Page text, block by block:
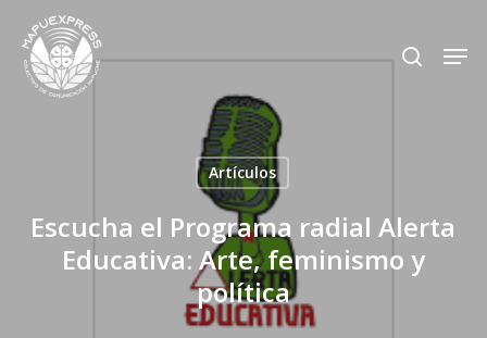
main
search
Artículos
Escucha el Programa radial Alerta
Educativa: Arte, feminismo y
política
Close